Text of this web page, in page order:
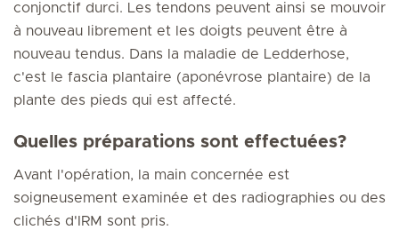
conjonctif durci. Les tendons peuvent ainsi se mouvoir
à nouveau librement et les doigts peuvent être à
nouveau tendus. Dans la maladie de Ledderhose,
c'est le fascia plantaire (aponévrose plantaire) de la
plante des pieds qui est affecté.
Quelles préparations sont effectuées?
Avant l'opération, la main concernée est
soigneusement examinée et des radiographies ou des
clichés d'IRM sont pris.